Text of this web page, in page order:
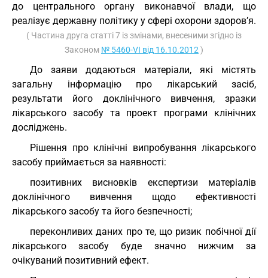
до центрального органу виконавчої влади, що
реалізує державну політику у сфері охорони здоров’я.
( Частина друга статті 7 із змінами, внесеними згідно із
Законом № 5460-VI від 16.10.2012 )
До заяви додаються матеріали, які містять
загальну інформацію про лікарський засіб,
результати його доклінічного вивчення, зразки
лікарського засобу та проект програми клінічних
досліджень.
Рішення про клінічні випробування лікарського
засобу приймається за наявності:
позитивних висновків експертизи матеріалів
доклінічного вивчення щодо ефективності
лікарського засобу та його безпечності;
переконливих даних про те, що ризик побічної дії
лікарського засобу буде значно нижчим за
очікуваний позитивний ефект.